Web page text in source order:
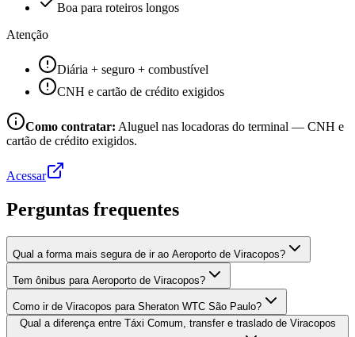
Boa para roteiros longos
Atenção
Diária + seguro + combustível
CNH e cartão de crédito exigidos
Como contratar: Aluguel nas locadoras do terminal — CNH e
cartão de crédito exigidos.
Acessar
Perguntas frequentes
Qual a forma mais segura de ir ao Aeroporto de Viracopos?
Tem ônibus para Aeroporto de Viracopos?
Como ir de Viracopos para Sheraton WTC São Paulo?
Qual a diferença entre Táxi Comum, transfer e traslado de Viracopos